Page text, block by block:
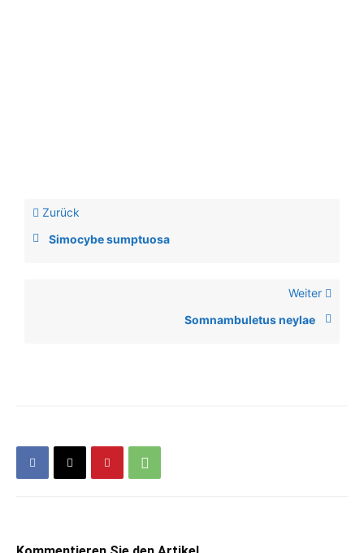
Zurück
Simocybe sumptuosa
Weiter
Somnambuletus neylae